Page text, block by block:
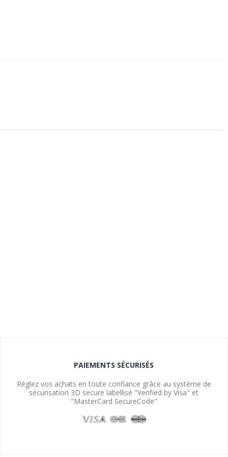
PAIEMENTS SÉCURISÉS
Réglez vos achats en toute confiance grâce au système de
sécurisation 3D secure labellisé "Verified by Visa" et
"MasterCard SecureCode"